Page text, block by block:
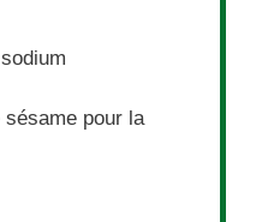
sésame pour la